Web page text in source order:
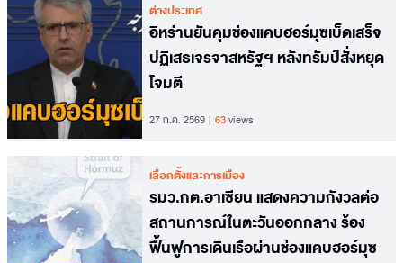
ต่างประเทศ
อิหร่านยันคุมช่องแคบฮอร์มุซเบ็ดเสร็จ
ปฏิเสธเจรจาสหรัฐฯ หลังทรัมป์สั่งหยุด
โจมตี
27 ก.ค. 2569 63views
เลือกตั้งและการเมือง
รมว.กต.อาเซียน แสดงความกังวลต่อ
สถานการณ์ในตะวันออกกลาง ร้อง
ฟื้นฟูการเดินเรือผ่านช่องแคบฮอร์มุซ